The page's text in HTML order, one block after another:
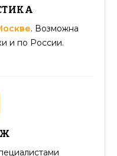
. Возможна
и по России.